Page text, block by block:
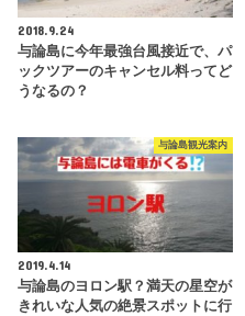
2018.9.24
与論島に今年最強台風接近で、パ
ックツアーのキャンセル料ってど
うなるの？
与論島観光案内
2019.4.14
与論島のヨロン駅？満天の星空が
きれいな人気の絶景スポットに行